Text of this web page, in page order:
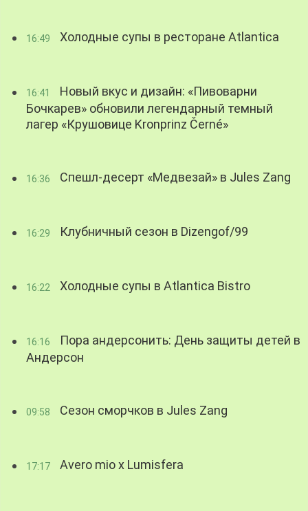
16:49 Холодные супы в ресторане Atlantica
16:41
Новый вкус и дизайн: «Пивоварни
Бочкарев» обновили легендарный темный
лагер «Крушовице Kronprinz Černé»
16:36 Спешл-десерт «Медвезай» в Jules Zang
16:29 Клубничный сезон в Dizengof/99
16:22 Холодные супы в Atlantica Bistro
16:16
Пора андерсонить: День защиты детей в
Андерсон
09:58 Сезон сморчков в Jules Zang
17:17 Avero mio x Lumisfera